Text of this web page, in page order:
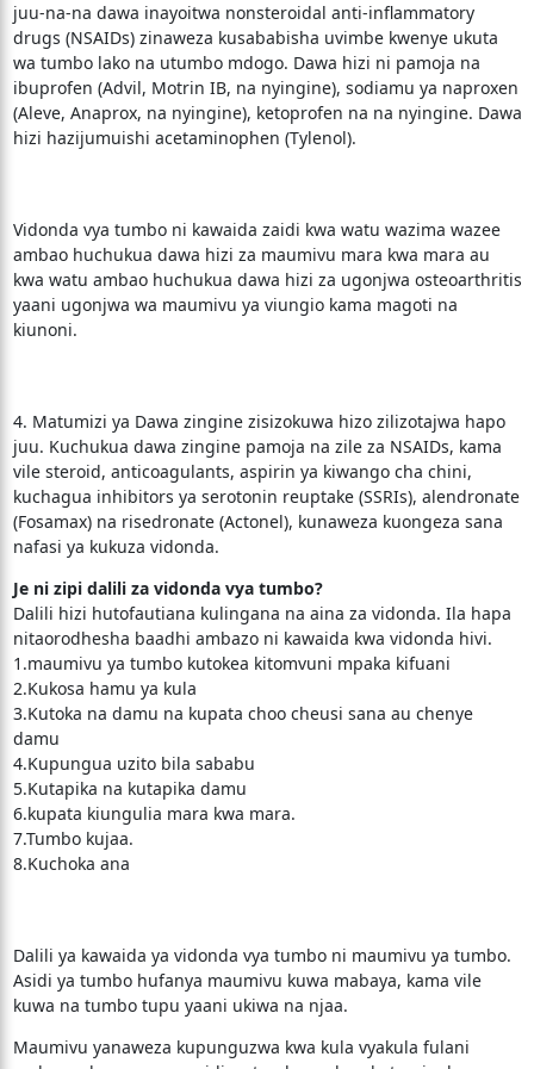
juu-na-na dawa inayoitwa nonsteroidal anti-inflammatory
drugs (NSAIDs) zinaweza kusababisha uvimbe kwenye ukuta
wa tumbo lako na utumbo mdogo. Dawa hizi ni pamoja na
ibuprofen (Advil, Motrin IB, na nyingine), sodiamu ya naproxen
(Aleve, Anaprox, na nyingine), ketoprofen na na nyingine. Dawa
hizi hazijumuishi acetaminophen (Tylenol).
Vidonda vya tumbo ni kawaida zaidi kwa watu wazima wazee
ambao huchukua dawa hizi za maumivu mara kwa mara au
kwa watu ambao huchukua dawa hizi za ugonjwa osteoarthritis
yaani ugonjwa wa maumivu ya viungio kama magoti na
kiunoni.
4. Matumizi ya Dawa zingine zisizokuwa hizo zilizotajwa hapo
juu. Kuchukua dawa zingine pamoja na zile za NSAIDs, kama
vile steroid, anticoagulants, aspirin ya kiwango cha chini,
kuchagua inhibitors ya serotonin reuptake (SSRIs), alendronate
(Fosamax) na risedronate (Actonel), kunaweza kuongeza sana
nafasi ya kukuza vidonda.
Je ni zipi dalili za vidonda vya tumbo?
Dalili hizi hutofautiana kulingana na aina za vidonda. Ila hapa
nitaorodhesha baadhi ambazo ni kawaida kwa vidonda hivi.
1.maumivu ya tumbo kutokea kitomvuni mpaka kifuani
2.Kukosa hamu ya kula
3.Kutoka na damu na kupata choo cheusi sana au chenye
damu
4.Kupungua uzito bila sababu
5.Kutapika na kutapika damu
6.kupata kiungulia mara kwa mara.
7.Tumbo kujaa.
8.Kuchoka ana
Dalili ya kawaida ya vidonda vya tumbo ni maumivu ya tumbo.
Asidi ya tumbo hufanya maumivu kuwa mabaya, kama vile
kuwa na tumbo tupu yaani ukiwa na njaa.
Maumivu yanaweza kupunguzwa kwa kula vyakula fulani